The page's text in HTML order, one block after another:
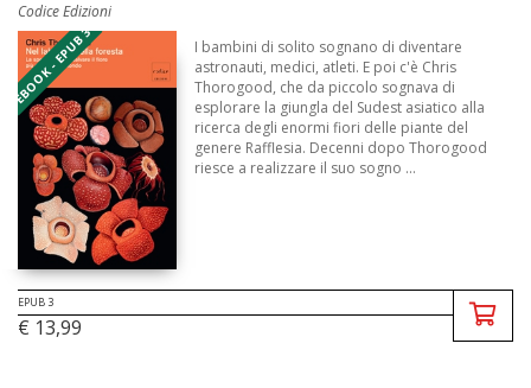
Codice Edizioni
EBOOK - EPUB 3
I bambini di solito sognano di diventare
astronauti, medici, atleti. E poi c'è Chris
Thorogood, che da piccolo sognava di
esplorare la giungla del Sudest asiatico alla
ricerca degli enormi fiori delle piante del
genere Rafflesia. Decenni dopo Thorogood
riesce a realizzare il suo sogno ...
EPUB 3
€ 13,99